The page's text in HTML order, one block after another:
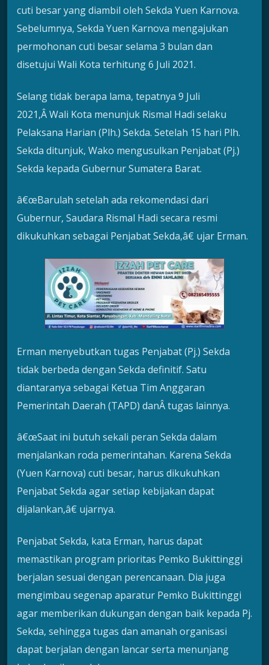
cuti besar yang diambil oleh Sekda Yuen Karnova.
Sebelumnya, Sekda Yuen Karnova mengajukan
permohonan cuti besar selama 3 bulan dan
disetujui Wali Kota terhitung 6 Juli 2021.
Selang tidak berapa lama, tepatnya 9 Juli
2021,Â Wali Kota menunjuk Rismal Hadi selaku
Pelaksana Harian (Plh.) Sekda. Setelah 15 hari Plh.
Sekda ditunjuk, Wako mengusulkan Penjabat (Pj.)
Sekda kepada Gubernur Sumatera Barat.
â€œBarulah setelah ada rekomendasi dari
Gubernur, Saudara Rismal Hadi secara resmi
dikukuhkan sebagai Penjabat Sekda,â€ ujar Erman.
Erman menyebutkan tugas Penjabat (Pj.) Sekda
tidak berbeda dengan Sekda definitif. Satu
diantaranya sebagai Ketua Tim Anggaran
Pemerintah Daerah (TAPD) danÂ tugas lainnya.
â€œSaat ini butuh sekali peran Sekda dalam
menjalankan roda pemerintahan. Karena Sekda
(Yuen Karnova) cuti besar, harus dikukuhkan
Penjabat Sekda agar setiap kebijakan dapat
dijalankan,â€ ujarnya.
Penjabat Sekda, kata Erman, harus dapat
memastikan program prioritas Pemko Bukittinggi
berjalan sesuai dengan perencanaan. Dia juga
mengimbau segenap aparatur Pemko Bukittinggi
agar memberikan dukungan dengan baik kepada Pj.
Sekda, sehingga tugas dan amanah organisasi
dapat berjalan dengan lancar serta menunjang